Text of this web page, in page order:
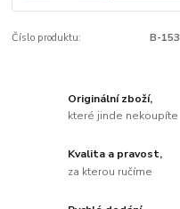
Číslo produktu: B-153
Originální zboží,
které jinde nekoupíte
Kvalita a pravost,
za kterou ručíme